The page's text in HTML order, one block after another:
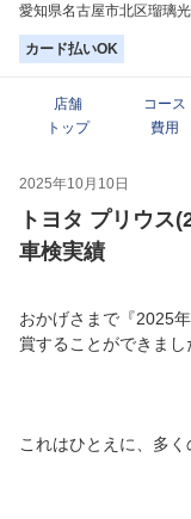
愛知県名古屋市北区瑠璃
カード払いOK
店舗
トップ
コース
費用
2025年10月10日
トヨタ プリウス
車検実績
おかげさまで『2025
賞することができまし
これはひとえに、多